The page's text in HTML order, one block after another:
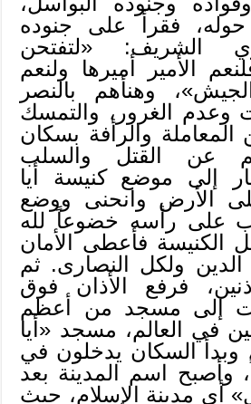
فقرأ على جنوده
الشريف: «لتفتحن
الأمير أميرها ولنعم
وهنأهم بالنصر
وعدم الغرور، والتمسك
والرأفة بسكان
عن القتل والسلب
إلى موضع كنيسة أيا
الأرض وانحنى ووضع
على رأسه خضوعاً لله
الكنيسة فأعطى الأمان
الدين ولكل النصارى. ثم
فرفع الأذان فوق
إلى مسجد من أعظم
في العالم، مسجد «أيا
وبدأ السكان يدخلون في
وأصبح اسم المدينة بعد
أي مدينة الإسلام، حيث